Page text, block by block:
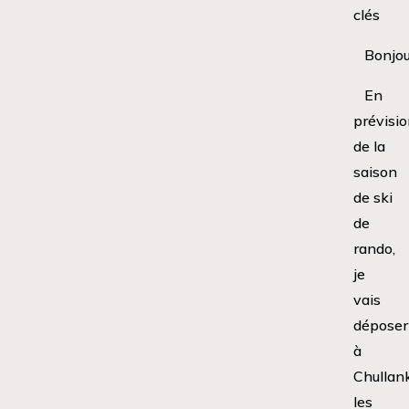
clés
En
de la
saison
de ski
de
rando,
je
vais
déposer
à
les